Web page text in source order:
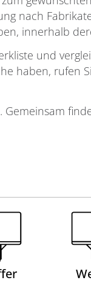
nach
innerhalb
und
haben, rufen
. Gemeinsam